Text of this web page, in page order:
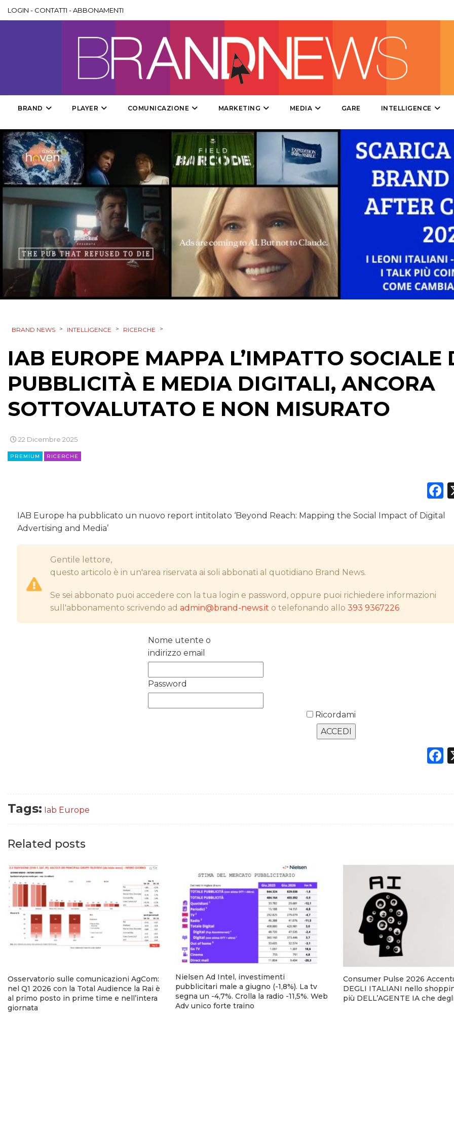
DESIGN
PUNTI VENDITA
CSR
STRATEGIE
CINEMA
NORMATIVE
TREND
LOGIN - CONTATTI -ABBONAMENTI
BRAND PLAYER COMUNICAZIONE MARKETING MEDIA GARE INTELLIGENCE
BRAND NEWS > INTELLIGENCE > RICERCHE >
IAB EUROPE MAPPA L’IMPATTO SOCIALE
PUBBLICITÀ E MEDIA DIGITALI, ANCORA
SOTTOVALUTATO E NON MISURATO
22 Dicembre 2025
PREMIUM RICERCHE
IAB Europe ha pubblicato un nuovo report intitolato ‘Beyond Reach: Mapping the Social Impact of Digital
Advertising and Media’
Gentile lettore,
questo articolo è in un'area riservata ai soli abbonati al quotidiano Brand News.
Se sei abbonato puoi accedere con la tua login e password, oppure puoi richiedere informazioni
sull'abbonamento scrivendo adadmin@brand-news.it o telefonando allo393 9367226
Nome utente o
indirizzo email
Password
Ricordami
Tags: Iab Europe
Related posts
Osservatorio sulle comunicazioni AgCom:
nel Q1 2026 con la Total Audience la Rai è
al primo posto in prime time e nell’intera
giornata
Nielsen Ad Intel, investimenti
pubblicitari male a giugno (-1,8%). La tv
segna un -4,7%. Crolla la radio -11,5%. Web
Adv unico forte traino
Consumer Pulse 2026
DEGLI ITALIANI nello
più DELL’AGENTE IA che